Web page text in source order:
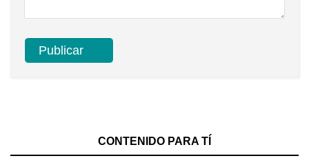
CONTENIDO PARA TÍ